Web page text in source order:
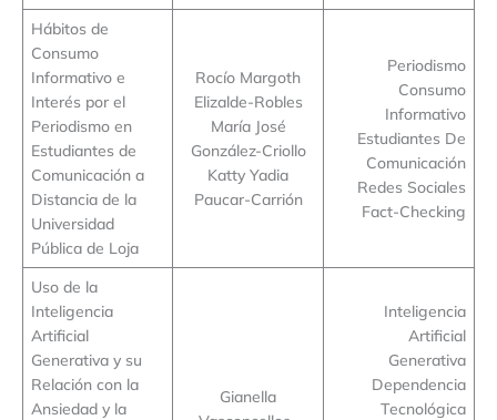
Hábitos de
Consumo
Informativo e
Interés por el
Periodismo en
Estudiantes de
Comunicación a
Distancia de la
Universidad
Pública de Loja
Rocío Margoth
Elizalde-Robles
María José
González-Criollo
Katty Yadia
Paucar-Carrión
Periodismo
Consumo
Informativo
Estudiantes De
Comunicación
Redes Sociales
Fact-Checking
Uso de la
Inteligencia
Artificial
Generativa y su
Relación con la
Ansiedad y la
Gianella
Inteligencia
Artificial
Generativa
Dependencia
Tecnológica